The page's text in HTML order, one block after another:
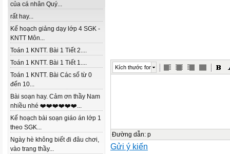
của cá nhân Quý...
rất hay...
Kế hoạch giảng dạy lớp 4 SGK -
KNTT Môn...
Toán 1 KNTT. Bài 1 Tiết 2....
Toán 1 KNTT. Bài 1 Tiết 1....
Toán 1 KNTT. Bài Các số từ 0
đến 10...
Bài soạn hay. Cảm ơn thầy Nam
nhiều nhé ❤️❤️❤️❤️❤️❤️...
Kế hoạch bài soạn giáo án lớp 1
theo SGK...
Ngày hè không biết đi đâu chơi,
vào trang thầy...
Kích thước font
Đường dẫn: p
Gửi ý kiến